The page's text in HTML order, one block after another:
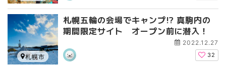
札幌五輪の会場でキャンプ!? 真駒内の
期間限定サイト オープン前に潜入！
2022.12.27
32
札幌市